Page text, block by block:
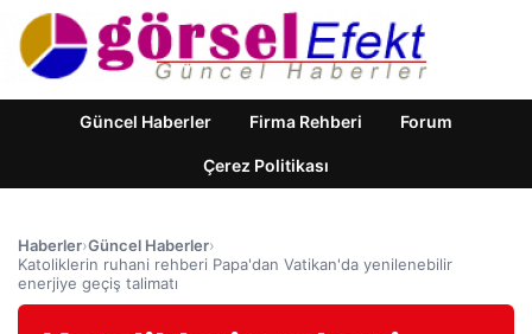
Güncel Haberler Firma Rehberi Forum
Çerez Politikası
Haberler›Güncel Haberler›
Katoliklerin ruhani rehberi Papa'dan Vatikan'da yenilenebilir
enerjiye geçiş talimatı